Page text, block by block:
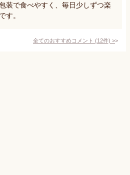
装で食べやすく、毎日少しずつ楽
す。
全てのおすすめコメント (12件) >